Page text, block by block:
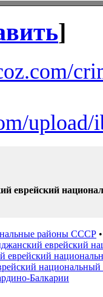
]
upload/
еврейский
районы СССР
еврейский
еврейский
национальный
Балкарии